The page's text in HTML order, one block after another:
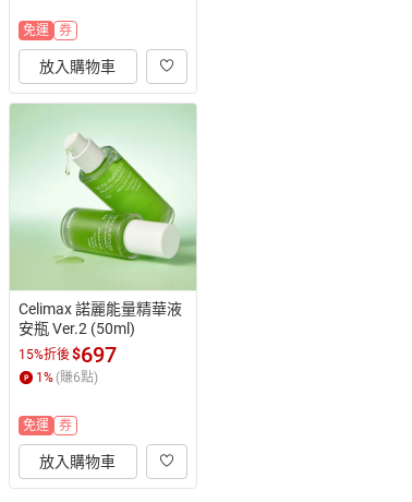
免運 券
放入購物車
Celimax 諾麗能量精華液
安瓶 Ver.2 (50ml)
15%折後$697
1 % (賺6點)
免運 券
放入購物車